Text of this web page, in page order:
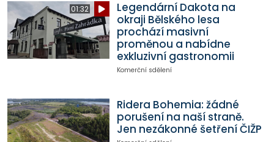
01:32
Legendární Dakota na
okraji Bělského lesa
prochází masivní
proměnou a nabídne
exkluzivní gastronomii
Komerční sdělení
Ridera Bohemia: žádné
porušení na naší straně.
Jen nezákonné šetření ČIŽP